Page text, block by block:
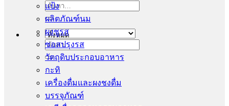
ค้นหา:
ค้นหา:
แป้ง
ผลิตภัณฑ์นม
ผงชูรส
ซอสปรุงรส
วัตถุดิบประกอบอาหาร
กะทิ
เครื่องดื่มและผงชงดื่ม
บรรจุภัณฑ์